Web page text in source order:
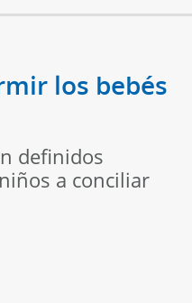
los bebés
definidos
a conciliar